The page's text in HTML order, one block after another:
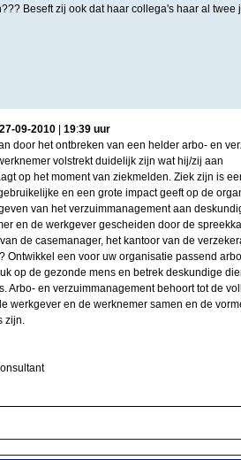
Beseft zij ook dat haar collega's haar al twee
27-09-2010| 19:39 uur
door het ontbreken van een helder arbo- en
volstrekt duidelijk zijn wat hij/zij aan
op het moment van ziekmelden. Ziek zijn is
en een grote impact geeft op de
van het verzuimmanagement aan
en de werkgever gescheiden door de
de casemanager, het kantoor van de
Ontwikkel een voor uw organisatie passend
op de gezonde mens en betrek deskundige
Arbo- en verzuimmanagement behoort tot de
werkgever en de werknemer samen en de
zijn.